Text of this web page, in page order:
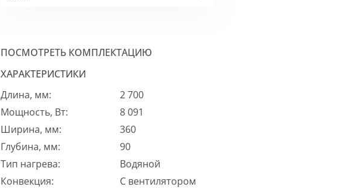
ПОСМОТРЕТЬ КОМПЛЕКТАЦИЮ
ХАРАКТЕРИСТИКИ
Длина, мм:
2 700
Мощность, Вт:
8 091
Ширина, мм:
360
Глубина, мм:
90
Тип нагрева:
Водяной
Конвекция:
С вентилятором